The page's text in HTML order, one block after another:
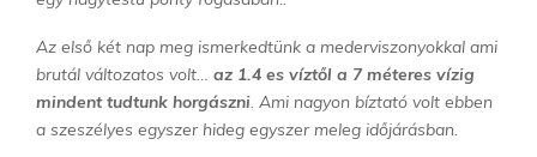
Az első két nap meg ismerkedtünk a mederviszonyokkal ami
brutál változatos volt… az 1.4 es víztől a 7 méteres vízig
mindent tudtunk horgászni. Ami nagyon bíztató volt ebben
a szeszélyes egyszer hideg egyszer meleg időjárásban.